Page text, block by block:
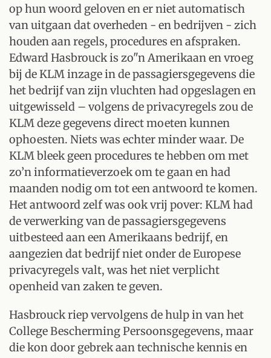
op hun woord geloven en er niet automatisch
van uitgaan dat overheden - en bedrijven - zich
houden aan regels, procedures en afspraken.
Edward Hasbrouck is zo"n Amerikaan en vroeg
bij de KLM inzage in de passagiersgegevens die
het bedrijf van zijn vluchten had opgeslagen en
uitgewisseld – volgens de privacyregels zou de
KLM deze gegevens direct moeten kunnen
ophoesten. Niets was echter minder waar. De
KLM bleek geen procedures te hebben om met
zo’n informatieverzoek om te gaan en had
maanden nodig om tot een antwoord te komen.
Het antwoord zelf was ook vrij pover: KLM had
de verwerking van de passagiersgegevens
uitbesteed aan een Amerikaans bedrijf, en
aangezien dat bedrijf niet onder de Europese
privacyregels valt, was het niet verplicht
openheid van zaken te geven.
Hasbrouck riep vervolgens de hulp in van het
College Bescherming Persoonsgegevens, maar
die kon door gebrek aan technische kennis en